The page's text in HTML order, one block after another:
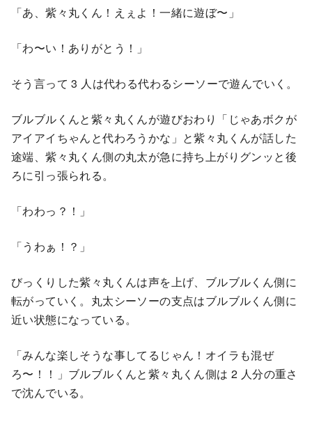
「あ、紫々丸くん！えぇよ！⼀緒に遊ぼ〜」
「わ〜い！ありがとう！」
そう⾔って 3 ⼈は代わる代わるシーソーで遊んでいく。
ブルブルくんと紫々丸くんが遊びおわり「じゃあボクが
アイアイちゃんと代わろうかな」と紫々丸くんが話した
途端、紫々丸くん側の丸太が急に持ち上がりグンッと後
ろに引っ張られる。
「わわっ？！」
「うわぁ！？」
びっくりした紫々丸くんは声を上げ、ブルブルくん側に
転がっていく。丸太シーソーの⽀点はブルブルくん側に
近い状態になっている。
「みんな楽しそうな事してるじゃん！オイラも混ぜ
ろ〜！！」ブルブルくんと紫々丸くん側は 2 ⼈分の重さ
で沈んでいる。